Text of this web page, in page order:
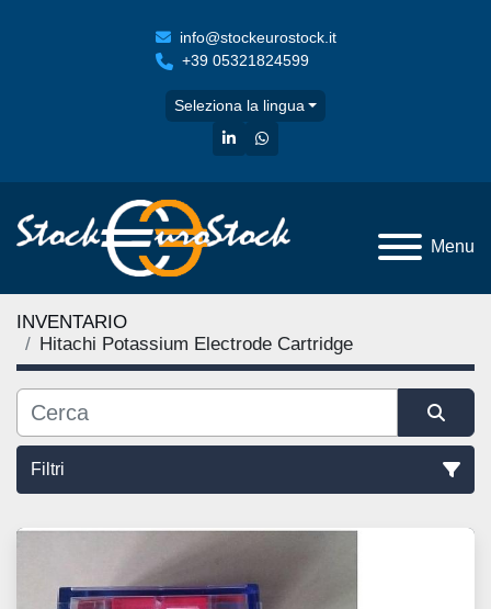
info@stockeurostock.it
+39 05321824599
Seleziona la lingua
linkedinwhatsapp
Menu
INVENTARIO
Hitachi Potassium Electrode Cartridge
Filtri
Tutte le categorie
Ordina per